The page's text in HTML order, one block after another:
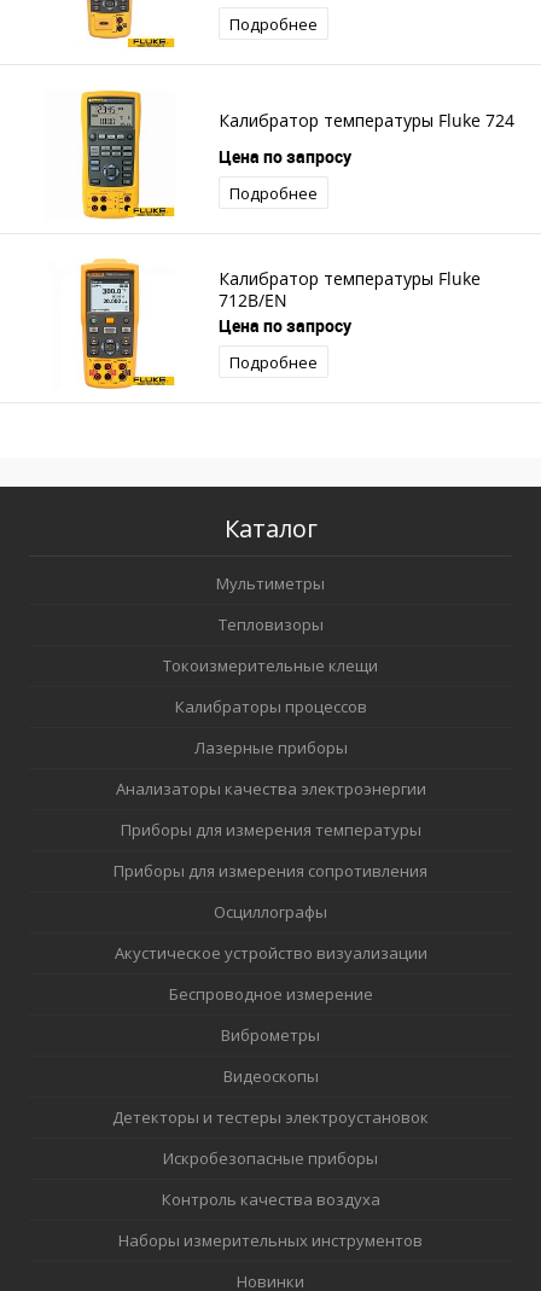
Подробнее
Калибратор температуры Fluke 724
Цена по запросу
Подробнее
Калибратор температуры Fluke
712B/EN
Цена по запросу
Подробнее
Каталог
Мультиметры
Тепловизоры
Токоизмерительные клещи
Калибраторы процессов
Лазерные приборы
Анализаторы качества электроэнергии
Приборы для измерения температуры
Приборы для измерения сопротивления
Осциллографы
Акустическое устройство визуализации
Беспроводное измерение
Виброметры
Видеоскопы
Детекторы и тестеры электроустановок
Искробезопасные приборы
Контроль качества воздуха
Наборы измерительных инструментов
Новинки